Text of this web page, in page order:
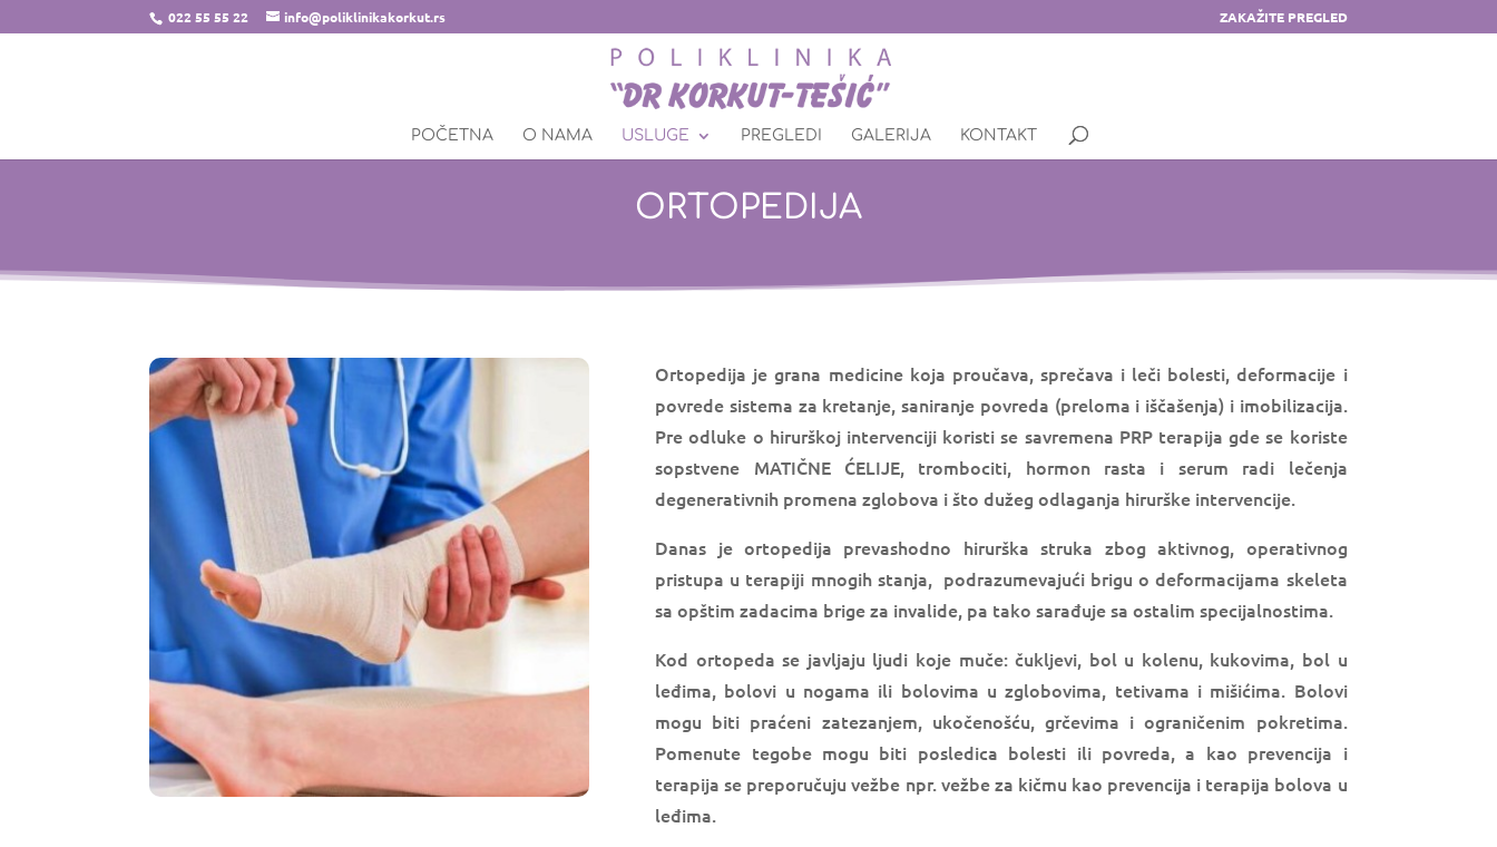
022 55 55 22 info@poliklinikakorkut.rs ZAKAŽITE PREGLED
POČETNA O NAMA USLUGE PREGLEDI GALERIJA KONTAKT
ORTOPEDIJA
Ortopedija je grana medicine koja proučava, sprečava i leči bolesti, deformacije i
povrede sistema za kretanje, saniranje povreda (preloma i iščašenja) i imobilizacija.
Pre odluke o hirurškoj intervenciji koristi se savremena PRP terapija gde se koriste
sopstvene MATIČNE ĆELIJE, trombociti, hormon rasta i serum radi lečenja
degenerativnih promena zglobova i što dužeg odlaganja hirurške intervencije.
Danas je ortopedija prevashodno hirurška struka zbog aktivnog, operativnog
pristupa u terapiji mnogih stanja, podrazumevajući brigu o deformacijama skeleta
sa opštim zadacima brige za invalide, pa tako sarađuje sa ostalim specijalnostima.
Kod ortopeda se javljaju ljudi koje muče: čukljevi, bol u kolenu, kukovima, bol u
leđima, bolovi u nogama ili bolovima u zglobovima, tetivama i mišićima. Bolovi
mogu biti praćeni zatezanjem, ukočenošću, grčevima i ograničenim pokretima.
Pomenute tegobe mogu biti posledica bolesti ili povreda, a kao prevencija i
terapija se preporučuju vežbe npr. vežbe za kičmu kao prevencija i terapija bolova u
leđima.